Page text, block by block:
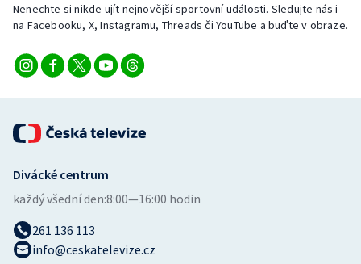
Nenechte si nikde ujít nejnovější sportovní události. Sledujte nás i
na Facebooku, X, Instagramu, Threads či YouTube a buďte v obraze.
Divácké centrum
každý všední den:8:00—16:00 hodin
261 136 113
info@ceskatelevize.cz